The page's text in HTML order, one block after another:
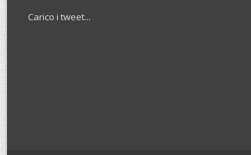
Carico i tweet...